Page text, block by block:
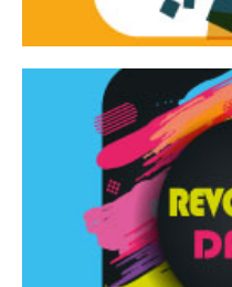
Rassegna di danza